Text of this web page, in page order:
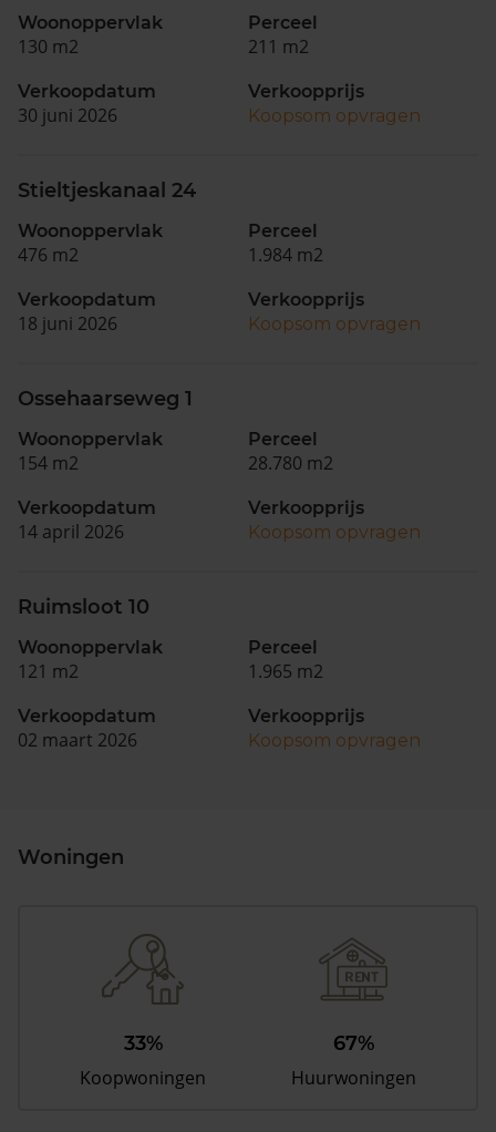
Woonoppervlak
130 m2
Perceel
211 m2
Verkoopdatum
30 juni 2026
Verkoopprijs
Koopsom opvragen
Stieltjeskanaal 24
Woonoppervlak
476 m2
Perceel
1.984 m2
Verkoopdatum
18 juni 2026
Verkoopprijs
Koopsom opvragen
Ossehaarseweg 1
Woonoppervlak
154 m2
Perceel
28.780 m2
Verkoopdatum
14 april 2026
Verkoopprijs
Koopsom opvragen
Ruimsloot 10
Woonoppervlak
121 m2
Perceel
1.965 m2
Verkoopdatum
02 maart 2026
Verkoopprijs
Koopsom opvragen
Woningen
33%
Koopwoningen
67%
Huurwoningen